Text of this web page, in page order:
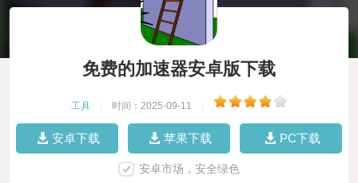
免费的加速器安卓版下载
工具 时间：2025-09-11
安卓下载 苹果下载 PC下载
安卓市场，安全绿色